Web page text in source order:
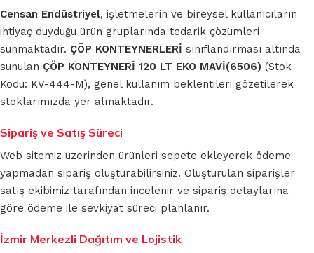
Censan Endüstriyel, işletmelerin ve bireysel kullanıcıların
ihtiyaç duyduğu ürün gruplarında tedarik çözümleri
sunmaktadır. ÇÖP KONTEYNERLERİ sınıflandırması altında
sunulan ÇÖP KONTEYNERİ 120 LT EKO MAVİ(6506) (Stok
Kodu: KV-444-M), genel kullanım beklentileri gözetilerek
stoklarımızda yer almaktadır.
Sipariş ve Satış Süreci
Web sitemiz üzerinden ürünleri sepete ekleyerek ödeme
yapmadan sipariş oluşturabilirsiniz. Oluşturulan siparişler
satış ekibimiz tarafından incelenir ve sipariş detaylarına
göre ödeme ile sevkiyat süreci planlanır.
İzmir Merkezli Dağıtım ve Lojistik